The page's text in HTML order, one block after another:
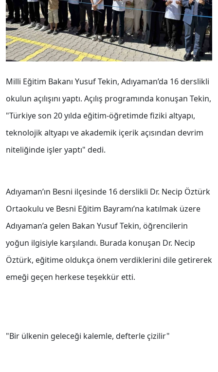
Milli Eğitim Bakanı Yusuf Tekin, Adıyaman’da 16 derslikli
okulun açılışını yaptı. Açılış programında konuşan Tekin,
"Türkiye son 20 yılda eğitim-öğretimde fiziki altyapı,
teknolojik altyapı ve akademik içerik açısından devrim
niteliğinde işler yaptı" dedi.
Adıyaman’ın Besni ilçesinde 16 derslikli Dr. Necip Öztürk
Ortaokulu ve Besni Eğitim Bayramı’na katılmak üzere
Adıyaman’a gelen Bakan Yusuf Tekin, öğrencilerin
yoğun ilgisiyle karşılandı. Burada konuşan Dr. Necip
Öztürk, eğitime oldukça önem verdiklerini dile getirerek
emeği geçen herkese teşekkür etti.
"Bir ülkenin geleceği kalemle, defterle çizilir"